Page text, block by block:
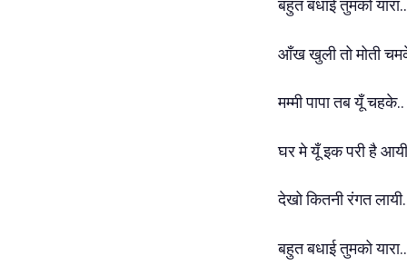
बहुत बधाई तुमको
आँख खुली तो मोती
मम्मी पापा तब यूँ चहके..
घर मे यूँ इक परी है
देखो कितनी रंगत
बहुत बधाई तुमको